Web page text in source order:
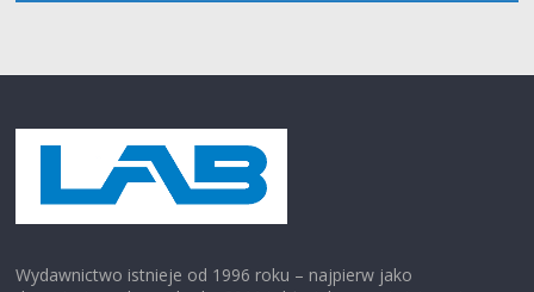
Wydawnictwo istnieje od 1996 roku – najpierw jako